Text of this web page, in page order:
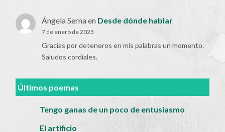
Ángela Serna en Desde dónde hablar
7 de enero de 2025
Gracias por deteneros en mis palabras un momento.
Saludos cordiales.
Últimos poemas
Tengo ganas de un poco de entusiasmo
El artificio